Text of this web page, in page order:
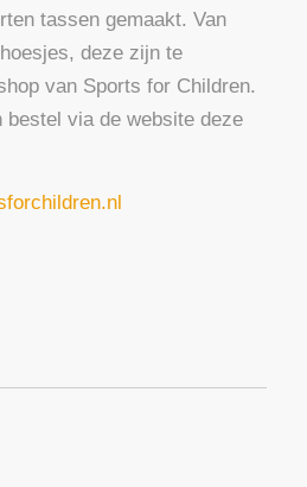
tassen gemaakt. Van
deze zijn te
van Sports for Children.
bestel via de website deze